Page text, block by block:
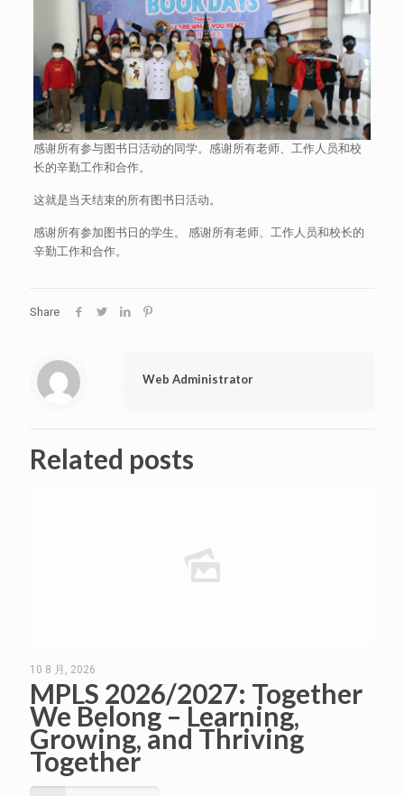
感谢所有参与图书日活动的同学。感谢所有老师、工作人员和校
长的辛勤工作和合作。
这就是当天结束的所有图书日活动。
感谢所有参加图书日的学生。 感谢所有老师、工作人员和校长的
辛勤工作和合作。
Share
Web Administrator
Related posts
10 8 月, 2026
MPLS 2026/2027: Together
We Belong – Learning,
Growing, and Thriving
Together